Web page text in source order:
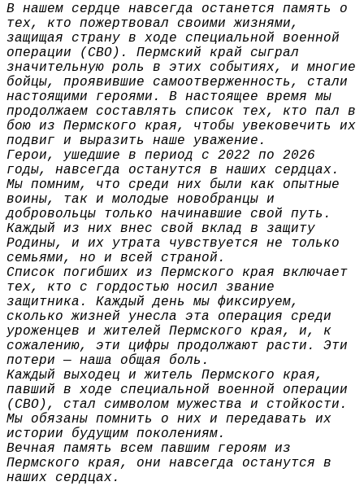
В нашем сердце навсегда останется память о
тех, кто пожертвовал своими жизнями,
защищая страну в ходе специальной военной
операции (СВО). Пермский край сыграл
значительную роль в этих событиях, и многие
бойцы, проявившие самоотверженность, стали
настоящими героями. В настоящее время мы
продолжаем составлять список тех, кто пал в
бою из Пермского края, чтобы увековечить их
подвиг и выразить наше уважение.
Герои, ушедшие в период с 2022 по 2026
годы, навсегда останутся в наших сердцах.
Мы помним, что среди них были как опытные
воины, так и молодые новобранцы и
добровольцы только начинавшие свой путь.
Каждый из них внес свой вклад в защиту
Родины, и их утрата чувствуется не только
семьями, но и всей страной.
Список погибших из Пермского края включает
тех, кто с гордостью носил звание
защитника. Каждый день мы фиксируем,
сколько жизней унесла эта операция среди
уроженцев и жителей Пермского края, и, к
сожалению, эти цифры продолжают расти. Эти
потери — наша общая боль.
Каждый выходец и житель Пермского края,
павший в ходе специальной военной операции
(СВО), стал символом мужества и стойкости.
Мы обязаны помнить о них и передавать их
истории будущим поколениям.
Вечная память всем павшим героям из
Пермского края, они навсегда останутся в
наших сердцах.